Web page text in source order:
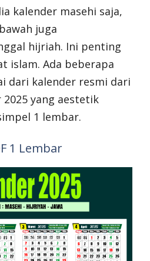
kalender masehi saja,
juga
hijriah. Ini penting
islam. Ada beberapa
dari kalender resmi dari
2025 yang aestetik
1 lembar.
1 Lembar